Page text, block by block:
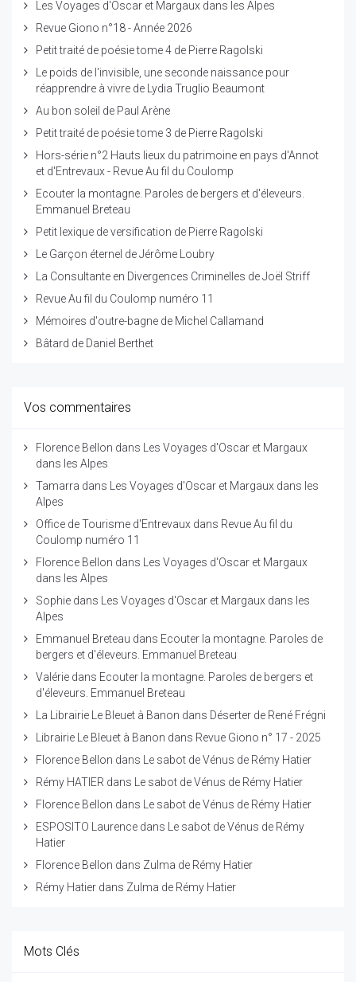
Les Voyages d'Oscar et Margaux dans les Alpes
Revue Giono n°18 - Année 2026
Petit traité de poésie tome 4 de Pierre Ragolski
Le poids de l'invisible, une seconde naissance pour
réapprendre à vivre de Lydia Truglio Beaumont
Au bon soleil de Paul Arène
Petit traité de poésie tome 3 de Pierre Ragolski
Hors-série n°2 Hauts lieux du patrimoine en pays d'Annot
et d'Entrevaux - Revue Au fil du Coulomp
Ecouter la montagne. Paroles de bergers et d'éleveurs.
Emmanuel Breteau
Petit lexique de versification de Pierre Ragolski
Le Garçon éternel de Jérôme Loubry
La Consultante en Divergences Criminelles de Joël Striff
Revue Au fil du Coulomp numéro 11
Mémoires d'outre-bagne de Michel Callamand
Bâtard de Daniel Berthet
Vos commentaires
Florence Bellon dans Les Voyages d'Oscar et Margaux
dans les Alpes
Tamarra dans Les Voyages d'Oscar et Margaux dans les
Alpes
Office de Tourisme d'Entrevaux dans Revue Au fil du
Coulomp numéro 11
Florence Bellon dans Les Voyages d'Oscar et Margaux
dans les Alpes
Sophie dans Les Voyages d'Oscar et Margaux dans les
Alpes
Emmanuel Breteau dans Ecouter la montagne. Paroles de
bergers et d'éleveurs. Emmanuel Breteau
Valérie dans Ecouter la montagne. Paroles de bergers et
d'éleveurs. Emmanuel Breteau
La Librairie Le Bleuet à Banon dans Déserter de René Frégni
Librairie Le Bleuet à Banon dans Revue Giono n° 17 - 2025
Florence Bellon dans Le sabot de Vénus de Rémy Hatier
Rémy HATIER dans Le sabot de Vénus de Rémy Hatier
Florence Bellon dans Le sabot de Vénus de Rémy Hatier
ESPOSITO Laurence dans Le sabot de Vénus de Rémy
Hatier
Florence Bellon dans Zulma de Rémy Hatier
Rémy Hatier dans Zulma de Rémy Hatier
Mots Clés